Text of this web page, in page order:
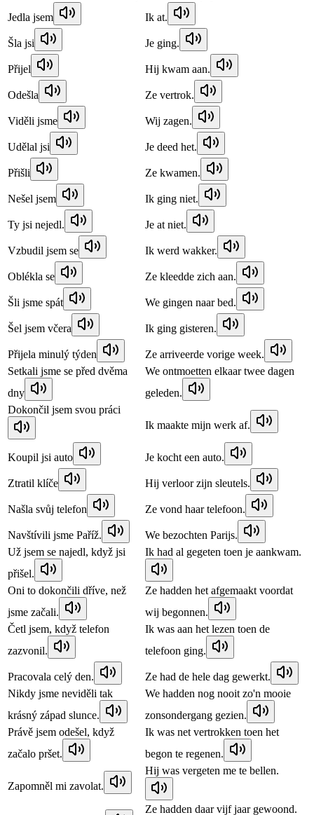
Jedla jsem
Ik at.
Šla jsi Je ging.
Přijel Hij kwam aan.
Odešla Ze vertrok.
Viděli jsme Wij zagen.
Udělal jsi Je deed het.
Přišli Ze kwamen.
Nešel jsem Ik ging niet.
Ty jsi nejedl. Je at niet.
Vzbudil jsem se Ik werd wakker.
Oblékla se Ze kleedde zich aan.
Šli jsme spát We gingen naar bed.
Šel jsem včera Ik ging gisteren.
Přijela minulý týden
Ze arriveerde vorige week.
Setkali jsme se před dvěma
dny
We ontmoetten elkaar twee dagen
geleden.
Dokončil jsem svou práci
Ik maakte mijn werk af.
Koupil jsi auto Je kocht een auto.
Ztratil klíče Hij verloor zijn sleutels.
Našla svůj telefon Ze vond haar telefoon.
Navštívili jsme Paříž.
We bezochten Parijs.
Už jsem se najedl, když jsi
přišel.
Ik had al gegeten toen je aankwam.
Oni to dokončili dříve, než
jsme začali.
Ze hadden het afgemaakt voordat
wij begonnen.
Četl jsem, když telefon
zazvonil.
Ik was aan het lezen toen de
telefoon ging.
Pracovala celý den.
Ze had de hele dag gewerkt.
Nikdy jsme neviděli tak
krásný západ slunce.
We hadden nog nooit zo'n mooie
zonsondergang gezien.
Právě jsem odešel, když
začalo pršet.
Ik was net vertrokken toen het
begon te regenen.
Zapomněl mi zavolat.
Hij was vergeten me te bellen.
Ze hadden daar vijf jaar gewoond.